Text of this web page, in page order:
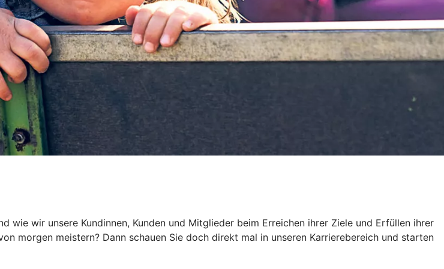
wie wir unsere Kundinnen, Kunden und Mitglieder beim Erreichen ihrer Ziele und Erfüllen ihrer
morgen meistern? Dann schauen Sie doch direkt mal in unseren Karrierebereich und starten